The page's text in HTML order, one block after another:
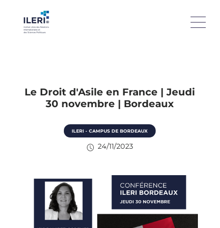
Le Droit d'Asile en France | Jeudi
30 novembre | Bordeaux
ILERI - CAMPUS DE BORDEAUX
24/11/2023